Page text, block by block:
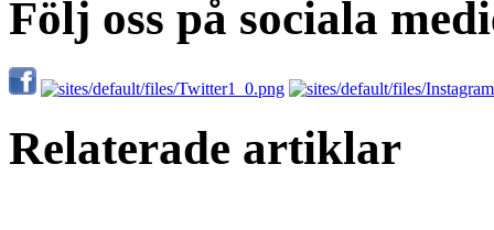
Följ oss på sociala
Relaterade artiklar